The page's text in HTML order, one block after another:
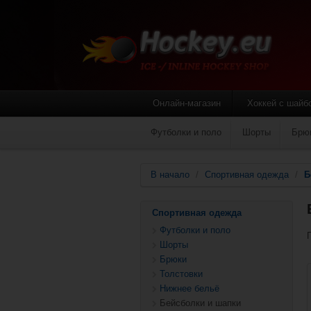
Онлайн-магазин Хоккей с
Футболки и поло Шорты
В начало Спортивная одежда
Спортивная одежда
Футболки и поло
Шорты
Брюки
Толстовки
Нижнее бельё
Бейсболки и шапки